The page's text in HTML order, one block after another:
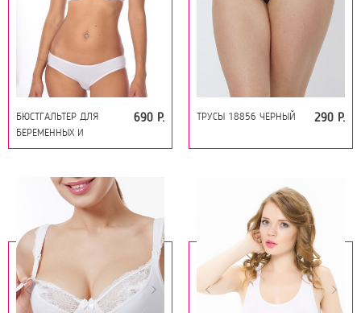
БЮСТГАЛЬТЕР ДЛЯ
БЕРЕМЕННЫХ И
КОРМЯЩИХ 19043
690 Р. ТРУСЫ 18856 ЧЕРНЫЙ 290 Р.